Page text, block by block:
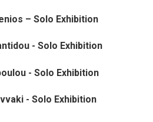
– Solo Exhibition
- Solo Exhibition
- Solo Exhibition
- Solo Exhibition